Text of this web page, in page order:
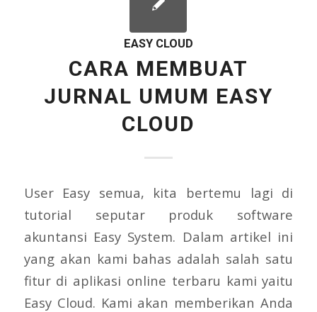
EASY CLOUD
CARA MEMBUAT
JURNAL UMUM EASY
CLOUD
User Easy semua, kita bertemu lagi di
tutorial seputar produk software
akuntansi Easy System. Dalam artikel ini
yang akan kami bahas adalah salah satu
fitur di aplikasi online terbaru kami yaitu
Easy Cloud. Kami akan memberikan Anda